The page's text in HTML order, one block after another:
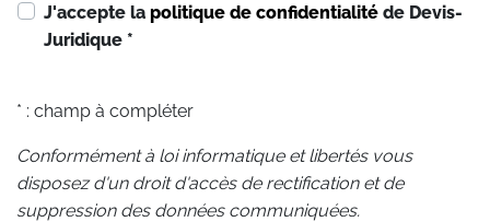
J'accepte la politique de confidentialité de Devis-
Juridique *
* : champ à compléter
Conformément à loi informatique et libertés vous
disposez d'un droit d'accès de rectification et de
suppression des données communiquées.